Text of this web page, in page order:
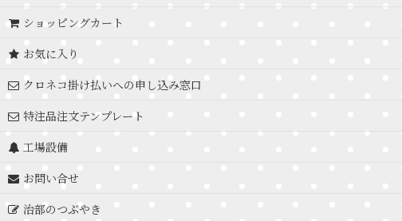
ショッピングカート
お気に入り
クロネコ掛け払いへの申し込み窓口
特注品注文テンプレート
工場設備
お問い合せ
治部のつぶやき